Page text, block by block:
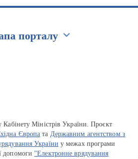
порталу
Кабінету Міністрів України. Проєкт
Європа та Державним агентством з
України у межах програми
допомоги "Електронне врядування